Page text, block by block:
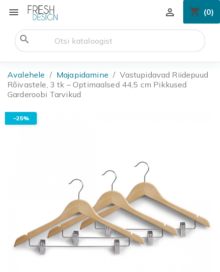
 shopping_cart (0)

search
Avalehele Majapidamine
Vastupidavad Riidepuud
Rõivastele, 3 tk – Optimaalsed 44,5 cm Pikkused
Garderoobi Tarvikud
−25%